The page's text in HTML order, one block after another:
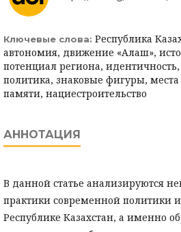
Ключевые слова: Республика
автономия, движение «Алаш»,
потенциал региона,
политика, знаковые фигуры,
памяти, нациестроительство
АННОТАЦИЯ
В данной статье анализируются
практики современной политики
Республике Казахстан, а именно